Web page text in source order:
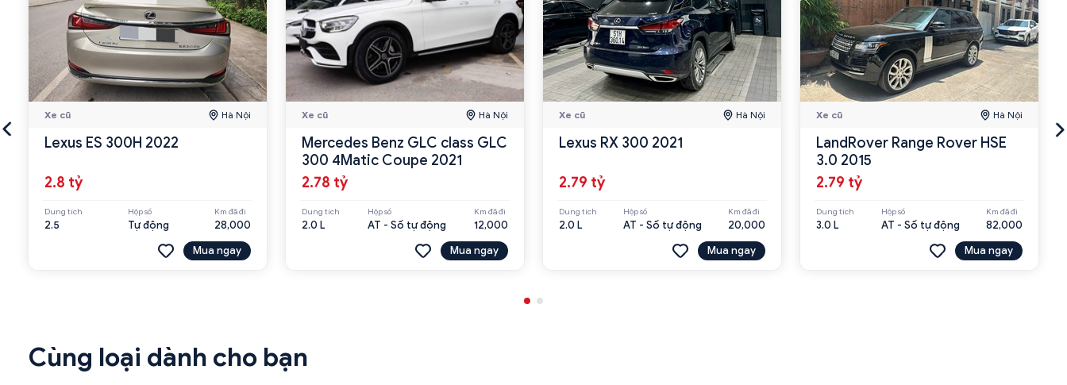
Xe cũ Hà Nội
Lexus ES 300H 2022
2.8 tỷ
Dung tích
2.5
Hộp số
Tự động
Km đã đi
28,000
Mua ngay
Xe cũ Hà Nội
Mercedes Benz GLC class GLC
300 4Matic Coupe 2021
2.78 tỷ
Dung tích
2.0 L
Hộp số
AT - Số tự động
Km đã đi
12,000
Mua ngay
Xe cũ Hà Nội
Lexus RX 300 2021
2.79 tỷ
Dung tích
2.0 L
Hộp số
AT - Số tự động
Km đã đi
20,000
Mua ngay
Xe cũ Hà Nội
LandRover Range Rover HSE
3.0 2015
2.79 tỷ
Dung tích
3.0 L
Hộp số
AT - Số tự động
Km đã đi
82,000
Mua ngay
Cùng loại dành cho bạn